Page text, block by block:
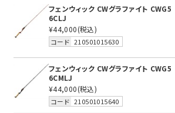
フェンウィック CWグラファイト CWG5
6CLJ
¥44,000(税込)
コード 210501015630
フェンウィック CWグラファイト CWG5
6CMLJ
¥44,000(税込)
コード 210501015640